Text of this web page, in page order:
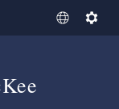
S
S